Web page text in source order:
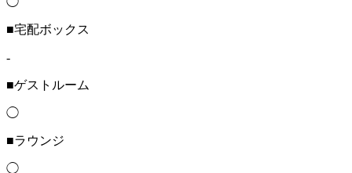
■宅配ボックス
-
■ゲストルーム
◯
■ラウンジ
◯